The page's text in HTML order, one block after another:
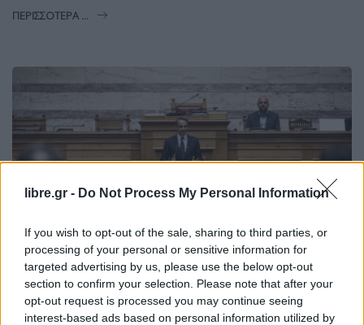
libre.gr - Do Not Process My Personal Information
If you wish to opt-out of the sale, sharing to third parties, or
processing of your personal or sensitive information for
targeted advertising by us, please use the below opt-out
section to confirm your selection. Please note that after your
opt-out request is processed you may continue seeing
interest-based ads based on personal information utilized by
ΠΕΡΙΣΣΌΤΕΡΑ ...
ΠΟΛΙΤΙΚΉ ΘΈΜΑ 2